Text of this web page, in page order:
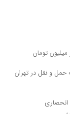
میلیون تومان
انحصاری